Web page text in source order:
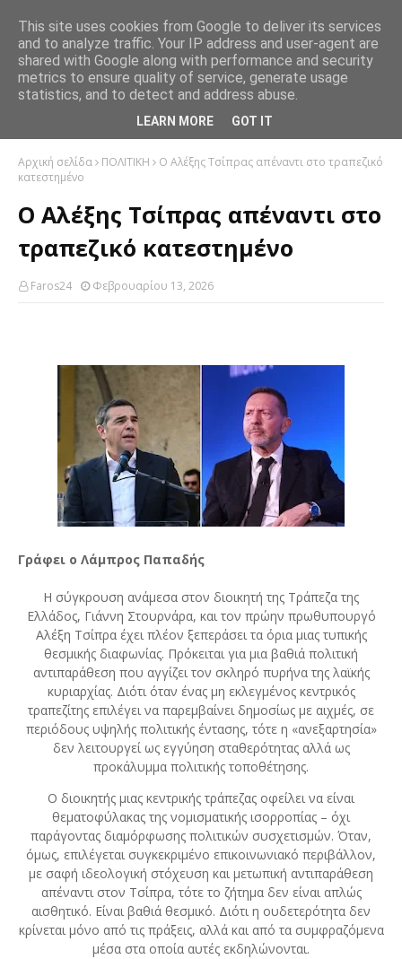
Αρχική σελίδα ΠΟΛΙΤΙΚΗ
Ο Αλέξης Τσίπρας απέναντι στο τραπεζικό
κατεστημένο
Ο Αλέξης Τσίπρας απέναντι στο
τραπεζικό κατεστημένο
Faros24 Φεβρουαρίου 13, 2026
Γράφει ο Λάμπρος Παπαδής
Η σύγκρουση ανάμεσα στον διοικητή της Τράπεζα της
Ελλάδος, Γιάννη Στουρνάρα, και τον πρώην πρωθυπουργό
Αλέξη Τσίπρα έχει πλέον ξεπεράσει τα όρια μιας τυπικής
θεσμικής διαφωνίας. Πρόκειται για μια βαθιά πολιτική
αντιπαράθεση που αγγίζει τον σκληρό πυρήνα της λαϊκής
κυριαρχίας. Διότι όταν ένας μη εκλεγμένος κεντρικός
τραπεζίτης επιλέγει να παρεμβαίνει δημοσίως με αιχμές, σε
περιόδους υψηλής πολιτικής έντασης, τότε η «ανεξαρτησία»
δεν λειτουργεί ως εγγύηση σταθερότητας αλλά ως
προκάλυμμα πολιτικής τοποθέτησης.
Ο διοικητής μιας κεντρικής τράπεζας οφείλει να είναι
θεματοφύλακας της νομισματικής ισορροπίας – όχι
παράγοντας διαμόρφωσης πολιτικών συσχετισμών. Όταν,
όμως, επιλέγεται συγκεκριμένο επικοινωνιακό περιβάλλον,
με σαφή ιδεολογική στόχευση και μετωπική αντιπαράθεση
απέναντι στον Τσίπρα, τότε το ζήτημα δεν είναι απλώς
αισθητικό. Είναι βαθιά θεσμικό. Διότι η ουδετερότητα δεν
κρίνεται μόνο από τις πράξεις, αλλά και από τα συμφραζόμενα
μέσα στα οποία αυτές εκδηλώνονται.
This site uses cookies from Google to deliver its services
and to analyze traffic. Your IP address and user-agent are
shared with Google along with performance and security
metrics to ensure quality of service, generate usage
statistics, and to detect and address abuse.
LEARN MORE GOT IT